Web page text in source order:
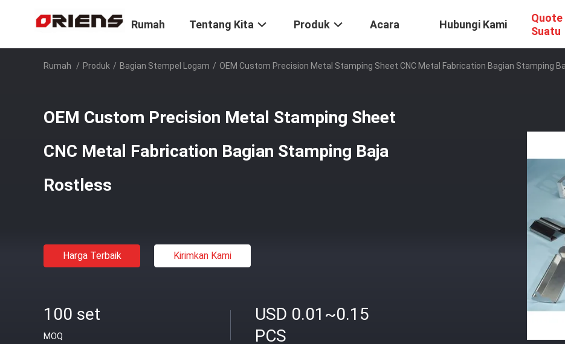
Rumah Tentang Kita Produk Acara Hubungi Kami
Quote
Suatu
Rumah / Produk / Bagian Stempel Logam / OEM Custom Precision Metal Stamping Sheet CNC Metal Fabrication Bagian Stamping
OEM Custom Precision Metal Stamping Sheet
CNC Metal Fabrication Bagian Stamping Baja
Rostless
Harga Terbaik Kirimkan Kami
100 set
MOQ
USD 0.01~0.15
PCS